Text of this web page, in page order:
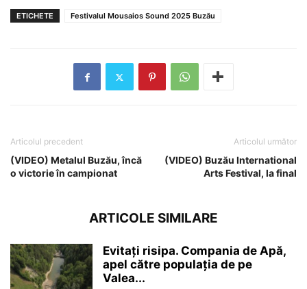
ETICHETE Festivalul Mousaios Sound 2025 Buzău
Articolul precedent
(VIDEO) Metalul Buzău, încă
o victorie în campionat
Articolul următor
(VIDEO) Buzău International
Arts Festival, la final
ARTICOLE SIMILARE
Evitați risipa. Compania de Apă,
apel către populația de pe
Valea...